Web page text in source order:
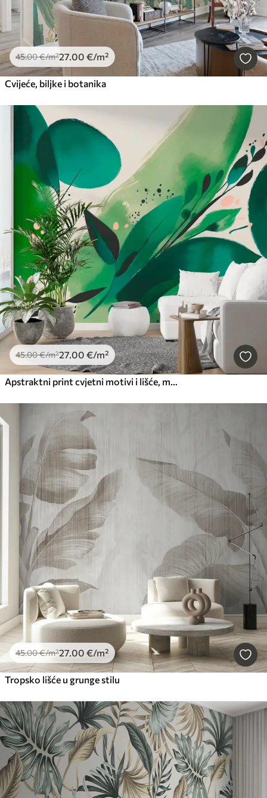
45.00€/m²27 .00 €/m²
Cvijeće, biljke i botanika
45.00€/m²27 .00 €/m²
45.00€/m²27 .00 €/m²
Tropsko lišće u grunge stilu